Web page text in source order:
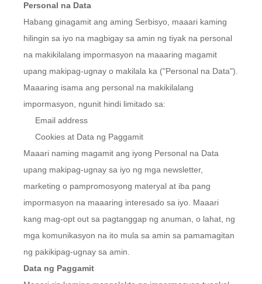
Personal na Data
Habang ginagamit ang aming Serbisyo, maaari kaming
hilingin sa iyo na magbigay sa amin ng tiyak na personal
na makikilalang impormasyon na maaaring magamit
upang makipag-ugnay o makilala ka ("Personal na Data").
Maaaring isama ang personal na makikilalang
impormasyon, ngunit hindi limitado sa:
Email address
Cookies at Data ng Paggamit
Maaari naming magamit ang iyong Personal na Data
upang makipag-ugnay sa iyo ng mga newsletter,
marketing o pampromosyong materyal at iba pang
impormasyon na maaaring interesado sa iyo. Maaari
kang mag-opt out sa pagtanggap ng anuman, o lahat, ng
mga komunikasyon na ito mula sa amin sa pamamagitan
ng pakikipag-ugnay sa amin.
Data ng Paggamit